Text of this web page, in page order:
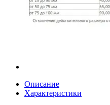
Описание
Характеристики